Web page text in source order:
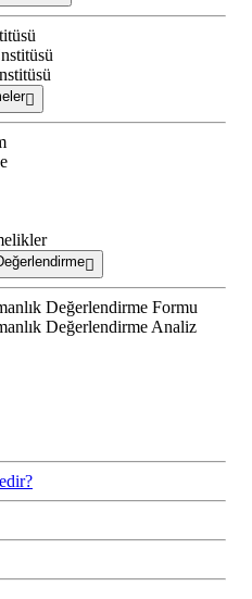
Değerlendirme Formu
Değerlendirme Analiz